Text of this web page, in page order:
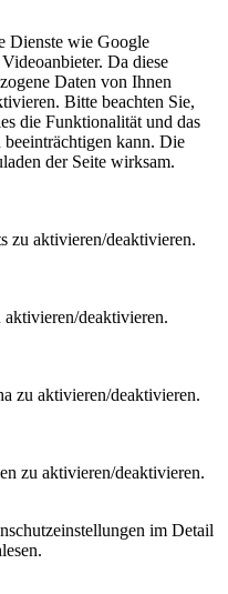
Dienste wie Google
Da diese
Daten von Ihnen
Bitte beachten Sie,
die Funktionalität und das
beeinträchtigen kann. Die
der Seite wirksam.
zu aktivieren/deaktivieren.
deaktivieren.
zu aktivieren/deaktivieren.
zu aktivieren/deaktivieren.
im Detail